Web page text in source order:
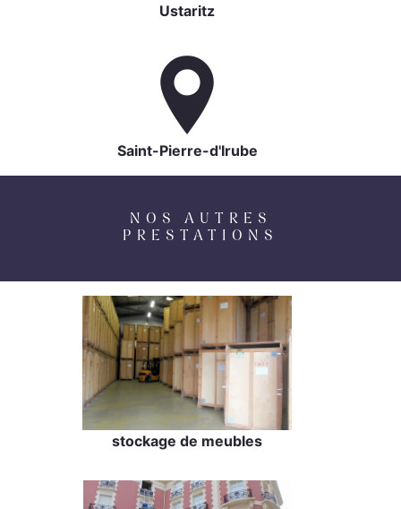
Ustaritz
Saint-Pierre-d'Irube
NOS AUTRES
PRESTATIONS
stockage de meubles